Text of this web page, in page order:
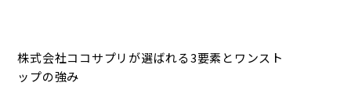
株式会社ココサプリが選ばれる3要素とワンスト
ップの強み